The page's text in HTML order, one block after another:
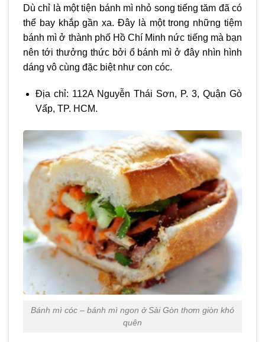
Dù chỉ là một tiện bánh mì nhỏ song tiếng tăm đã có
thể bay khắp gần xa. Đây là một trong những tiệm
bánh mì ở thành phố Hồ Chí Minh nức tiếng mà bạn
nên tới thưởng thức bởi ổ bánh mì ở đây nhìn hình
dáng vô cùng đặc biệt như con cóc.
Địa chỉ: 112A Nguyễn Thái Sơn, P. 3, Quận Gò
Vấp, TP. HCM.
Bánh mì cóc – bánh mì ngon ở Sài Gòn thơm giòn khó
quên